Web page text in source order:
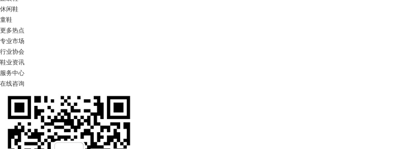
休闲鞋
童鞋
更多热点
专业市场
行业协会
鞋业资讯
服务中心
在线咨询